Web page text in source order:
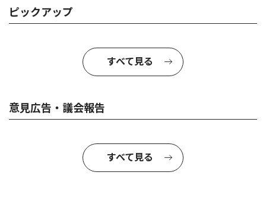
ピックアップ
すべて見る
意見広告・議会報告
すべて見る